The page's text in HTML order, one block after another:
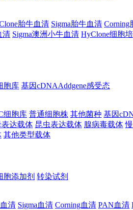
胎牛血清 Sigma胎牛血清 Corning
清 Sigma澳洲小牛血清 HyClone细胞
胞库 基因cDNAAddgene感受态
细胞库 普通细胞株 其他菌种 基因
达载体 昆虫表达载体 腺病毒载体
其他类型载体
胞添加剂 转染试剂
清 Sigma血清 Corning血清 PAN血清